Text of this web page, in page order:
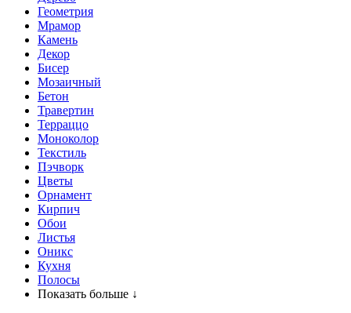
Геометрия
Мрамор
Камень
Декор
Бисер
Мозаичный
Бетон
Травертин
Терраццо
Моноколор
Текстиль
Пэчворк
Цветы
Орнамент
Кирпич
Обои
Листья
Оникс
Кухня
Полосы
Показать больше ↓